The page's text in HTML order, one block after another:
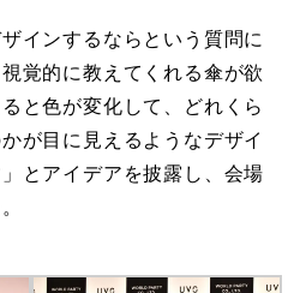
インするならという質問に
覚的に教えてくれる傘が欲
と色が変化して、どれくら
が目に見えるようなデザイ
とアイデアを披露し、会場